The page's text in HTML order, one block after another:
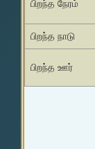
பிறந்த நேரம்
பிறந்த நாடு
பிறந்த ஊர்